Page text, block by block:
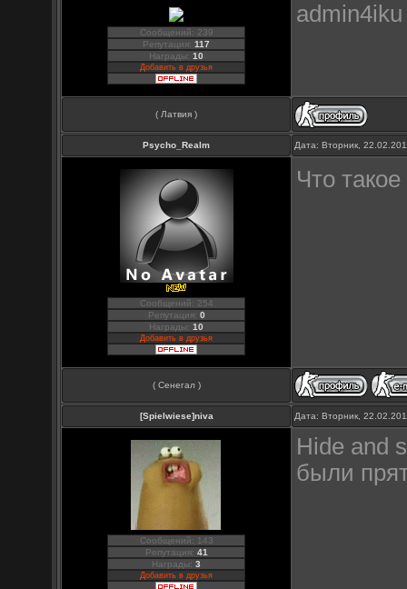
Сообщений: 239
Репутация:117
Награды:10
Добавить в друзья
( Латвия )
Psycho_Realm Дата: Вторник,
Сообщений: 254
Репутация: 0
Награды:10
Добавить в друзья
Что
( Сенегал )
[Spielwiese]niva Дата: Вторник,
Сообщений: 143
Репутация: 41
Награды:3
Добавить в друзья
Hide and
были